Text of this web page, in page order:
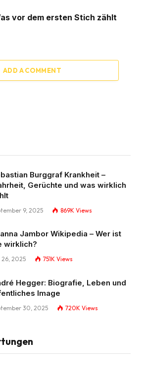
vor dem ersten Stich zählt
ADD A COMMENT
Burggraf Krankheit –
Gerüchte und was wirklich
9, 2025 869K Views
Jambor Wikipedia – Wer ist
wirklich?
26, 2025 751K Views
Hegger: Biografie, Leben und
Image
30, 2025 720K Views